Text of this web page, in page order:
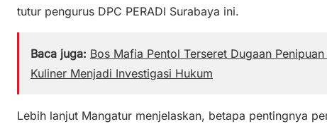
tutur pengurus DPC PERADI Surabaya ini.
Baca juga: Bos Mafia Pentol Terseret Dugaan
Kuliner Menjadi Investigasi Hukum
Lebih lanjut Mangatur menjelaskan, betapa pentingnya